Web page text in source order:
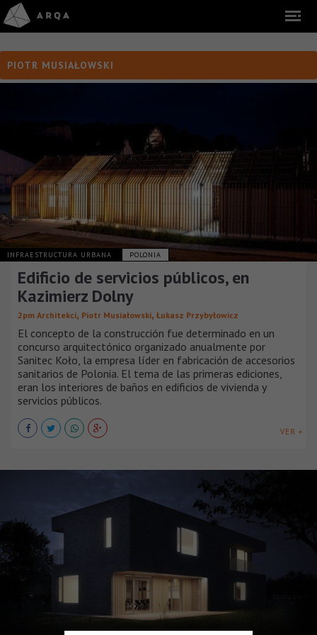
PIOTR MUSIAŁOWSKI
INFRAESTRUCTURA URBANA POLONIA
Edificio de servicios públicos, en
Kazimierz Dolny
2pm Architekci, Piotr Musiałowski, Łukasz Przybyłowicz
El concepto de la construcción fue determinado en un
concurso arquitectónico organizado anualmente por
Sanitec Koło, la empresa líder en fabricación de accesorios
sanitarios de Polonia. El tema de las primeras ediciones,
eran los interiores de baños en edificios de vivienda y
servicios públicos.
VER +